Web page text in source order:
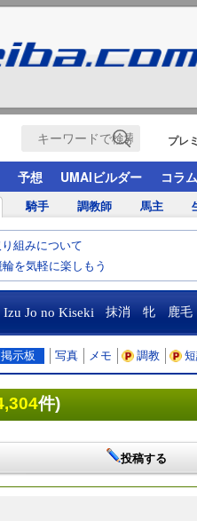
プレ
予想 UMAIビルダー コラム
騎手 調教師 馬主
組みについて
を気軽に楽しもう
Izu Jo no Kiseki 抹消 牝 鹿毛
掲示板 写真 メモ 調教
件)
投稿する